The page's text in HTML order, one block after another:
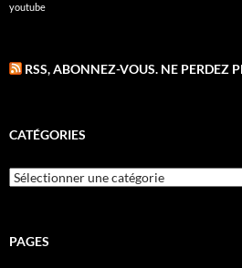
youtube
RSS, ABONNEZ-VOUS. NE PERDEZ
CATÉGORIES
Catégories
PAGES